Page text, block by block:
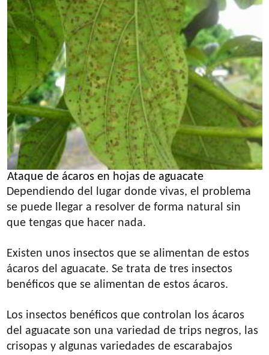
Ataque de ácaros en hojas de aguacate
Dependiendo del lugar donde vivas, el problema
se puede llegar a resolver de forma natural sin
que tengas que hacer nada.
Existen unos insectos que se alimentan de estos
ácaros del aguacate. Se trata de tres insectos
benéficos que se alimentan de estos ácaros.
Los insectos benéficos que controlan los ácaros
del aguacate son una variedad de trips negros, las
crisopas y algunas variedades de escarabajos